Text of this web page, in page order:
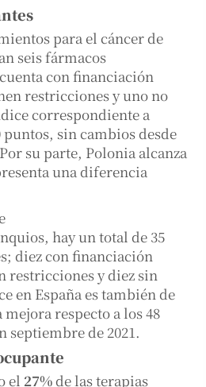
para el cáncer de
seis fármacos
con financiación
restricciones y uno no
correspondiente a
puntos, sin cambios desde
su parte, Polonia alcanza
una diferencia
hay un total de 35
diez con financiación
restricciones y diez sin
en España es también de
respecto a los 48
septiembre de 2021.
el 27%de las terapias